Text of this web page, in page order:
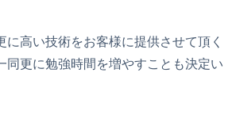
に高い技術をお客様に提供させて頂く
同更に勉強時間を増やすことも決定い